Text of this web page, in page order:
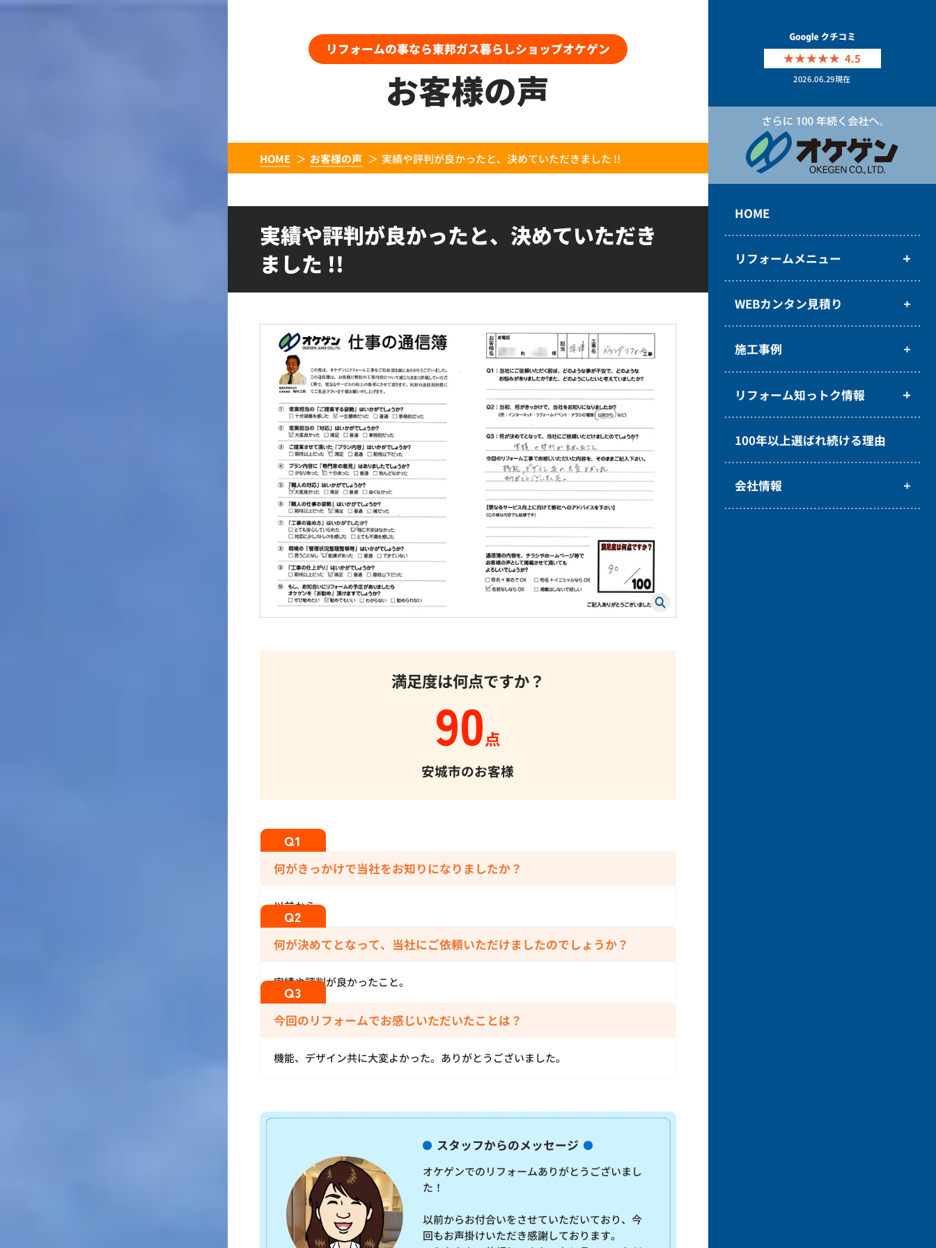
4.5
2026.06.29現在
HOME
リフォームメニュー
WEBカンタン見積り
施工事例
リフォーム知っトク情報
100年以上選ばれ続ける理由
会社情報
リフォームの事なら東邦ガス暮らしショップオケゲン
お客様の声
HOME お客様の声 実績や評判が良かったと、決めていただきました !!
実績や評判が良かったと、決めていただき
ました !!
満足度は何点ですか？
90点
安城市のお客様
何がきっかけで当社をお知りになりましたか？
以前から。
何が決めてとなって、当社にご依頼いただけましたのでしょうか？
実績や評判が良かったこと。
今回のリフォームでお感じいただいたことは？
機能、デザイン共に大変よかった。ありがとうございました。
スタッフからのメッセージ
オケゲンでのリフォームありがとうございまし
た！
以前からお付合いをさせていただいており、今
回もお声掛けいただき感謝しております。